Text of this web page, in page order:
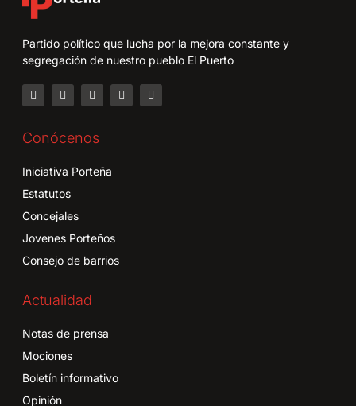
Partido político que lucha por la mejora constante y
segregación de nuestro pueblo El Puerto
Conócenos
Iniciativa Porteña
Estatutos
Concejales
Jovenes Porteños
Consejo de barrios
Actualidad
Notas de prensa
Mociones
Boletín informativo
Opinión